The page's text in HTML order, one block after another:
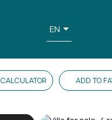
EN
CALCULATOR ADD TO